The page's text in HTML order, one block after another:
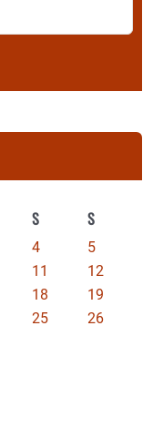
S S
4
5
11
12
18
19
25
26